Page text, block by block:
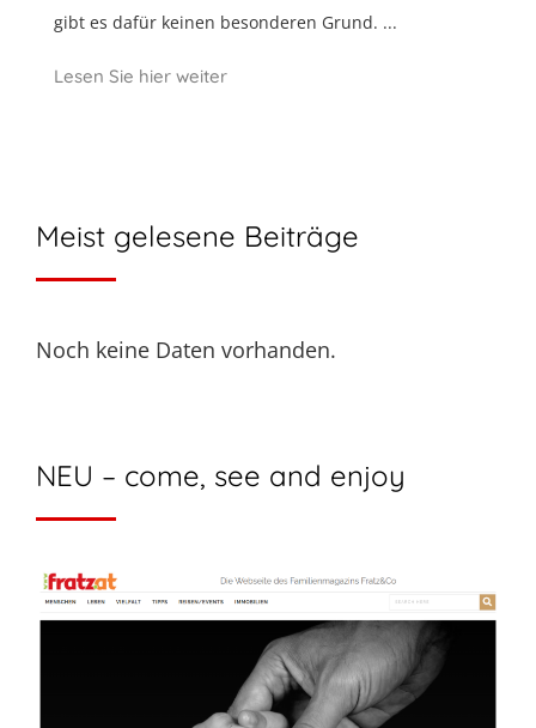
gibt es dafür keinen besonderen Grund. ...
Lesen Sie hier weiter
Meist gelesene Beiträge
Noch keine Daten vorhanden.
NEU – come, see and enjoy